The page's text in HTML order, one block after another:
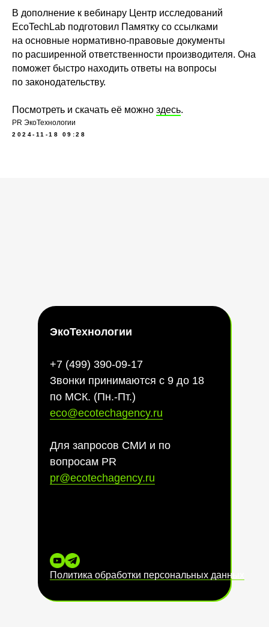
В дополнение к вебинару Центр исследований
EcoTechLab подготовил Памятку со ссылками
на основные нормативно-правовые документы
по расширенной ответственности производителя. Она
поможет быстро находить ответы на вопросы
по законодательству.
Посмотреть и скачать её можно здесь.
PR ЭкоТехнологии
2024-11-18 09:28
ЭкоТехнологии
+7 (499) 390-09-17
Звонки принимаются с 9 до 18
по МСК. (Пн.-Пт.)
eco@ecotechagency.ru
Для запросов СМИ и по
вопросам PR
pr@ecotechagency.ru
Политика обработки персональных данных